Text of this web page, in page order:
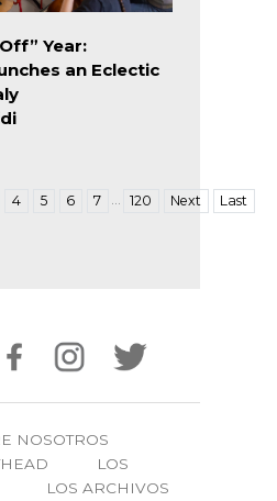
Year:
an Eclectic
4 5 6 7 … 120 Next Last
NOSOTROS
LOS
LOS ARCHIVOS